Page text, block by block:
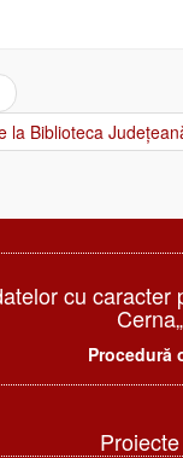
Biblioteca
cu
Procedură